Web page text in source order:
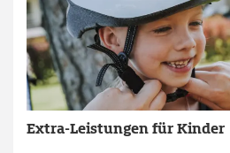
Extra-Leistungen für Kinder